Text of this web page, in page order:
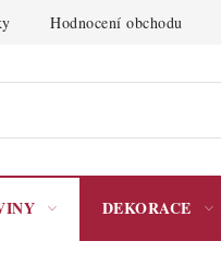
Hodnocení obchodu
DEKORACE